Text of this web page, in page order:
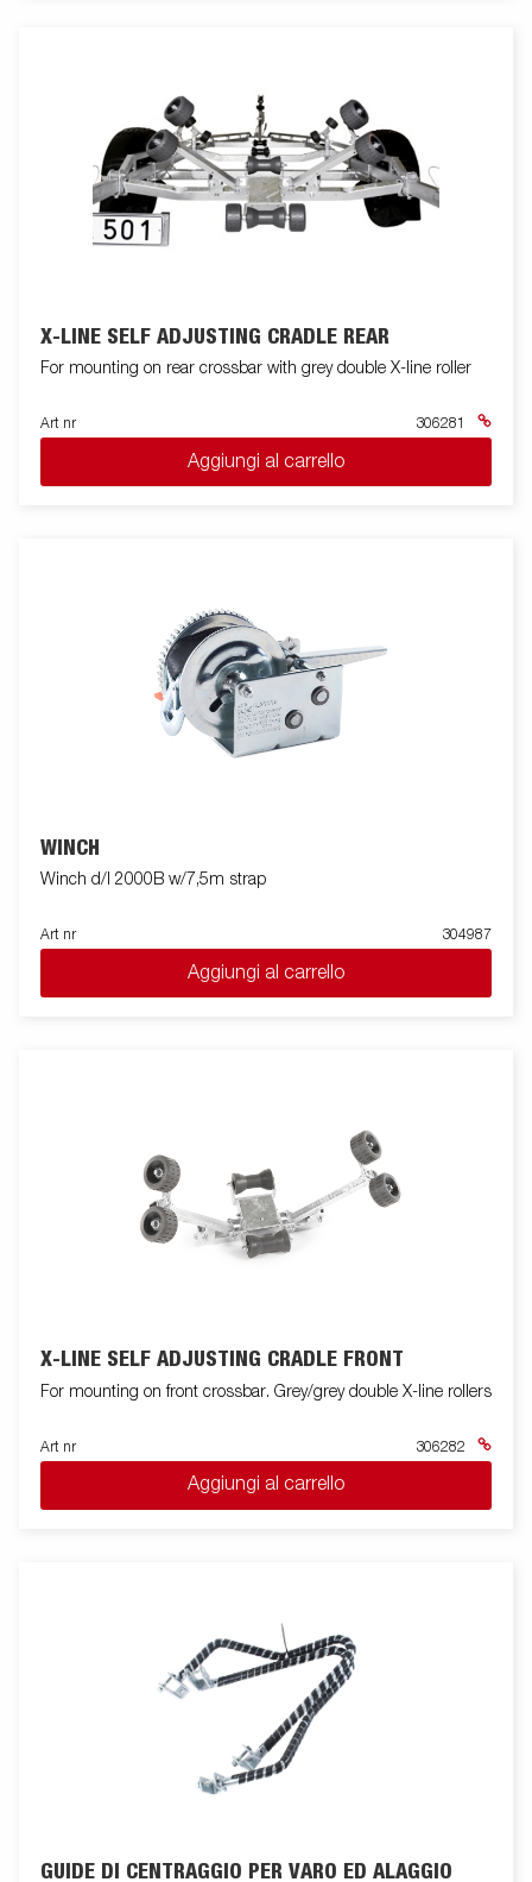
X-LINE SELF ADJUSTING CRADLE REAR
For mounting on rear crossbar with grey double X-line roller
Art nr 306281
Aggiungi al carrello
WINCH
Winch d/l 2000B w/7,5m strap
Art nr 304987
Aggiungi al carrello
X-LINE SELF ADJUSTING CRADLE FRONT
For mounting on front crossbar. Grey/grey double X-line rollers
Art nr 306282
Aggiungi al carrello
GUIDE DI CENTRAGGIO PER VARO ED ALAGGIO